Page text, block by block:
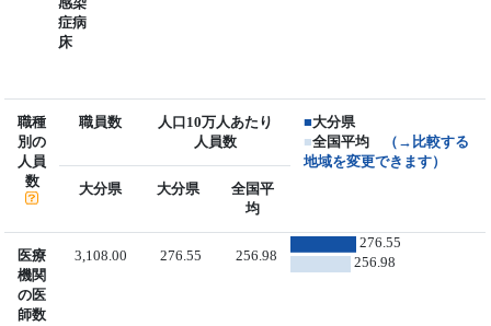
症病
床
職種
別の
人員
数
職員数
人口10万人あたり
人員数
■大分県
■全国平均
（→比較する
地域を変更できます）
大分県
大分県
全国平
均
医療
機関
の医
師数
3,108.00 276.55 256.98
276.55
256.98